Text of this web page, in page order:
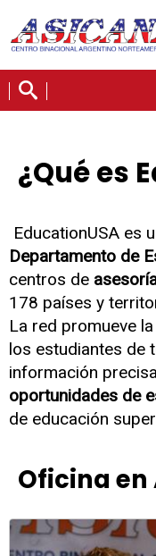
¿Qué es
EducationUSA es
Departamento de
centros de
178 países y
La red promueve la
los estudiantes de
información
oportunidades de
de educación
Oficina en